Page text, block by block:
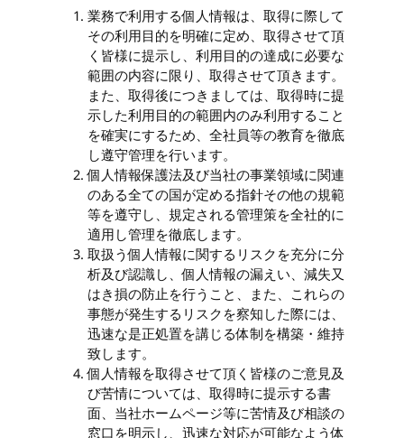
業務で利用する個人情報は、取得に際して
その利用目的を明確に定め、取得させて頂
く皆様に提示し、利用目的の達成に必要な
範囲の内容に限り、取得させて頂きます。
また、取得後につきましては、取得時に提
示した利用目的の範囲内のみ利用すること
を確実にするため、全社員等の教育を徹底
し遵守管理を行います。
個人情報保護法及び当社の事業領域に関連
のある全ての国が定める指針その他の規範
等を遵守し、規定される管理策を全社的に
適用し管理を徹底します。
取扱う個人情報に関するリスクを充分に分
析及び認識し、個人情報の漏えい、減失又
はき損の防止を行うこと、また、これらの
事態が発生するリスクを察知した際には、
迅速な是正処置を講じる体制を構築・維持
致します。
個人情報を取得させて頂く皆様のご意見及
び苦情については、取得時に提示する書
面、当社ホームページ等に苦情及び相談の
窓口を明示し、迅速な対応が可能なよう体